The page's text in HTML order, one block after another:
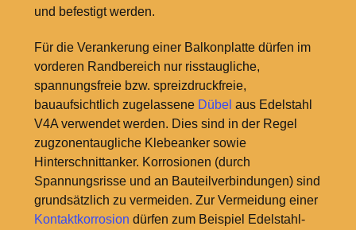
und befestigt werden.
Für die Verankerung einer Balkonplatte dürfen im
vorderen Randbereich nur risstaugliche,
spannungsfreie bzw. spreizdruckfreie,
bauaufsichtlich zugelassene Dübel aus Edelstahl
V4A verwendet werden. Dies sind in der Regel
zugzonentaugliche Klebeanker sowie
Hinterschnittanker. Korrosionen (durch
Spannungsrisse und an Bauteilverbindungen) sind
grundsätzlich zu vermeiden. Zur Vermeidung einer
Kontaktkorrosion dürfen zum Beispiel Edelstahl-